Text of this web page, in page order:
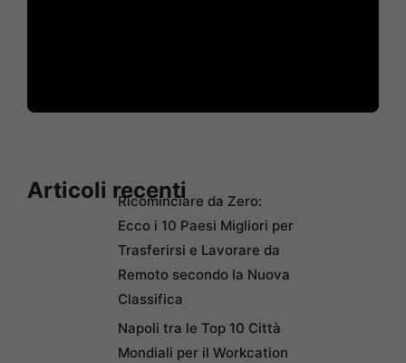
Articoli recentiRicominciare da Zero:
Ecco i 10 Paesi Migliori per
Trasferirsi e Lavorare da
Remoto secondo la Nuova
Classifica
Napoli tra le Top 10 Città
Mondiali per il Workcation